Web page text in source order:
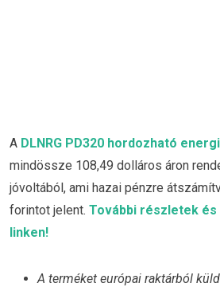
A DLNRG PD320 hordozható
mindössze 108,49 dolláros áron
jóvoltából, ami hazai pénzre
forintot jelent. További részletek
linken!
A terméket európai raktárból